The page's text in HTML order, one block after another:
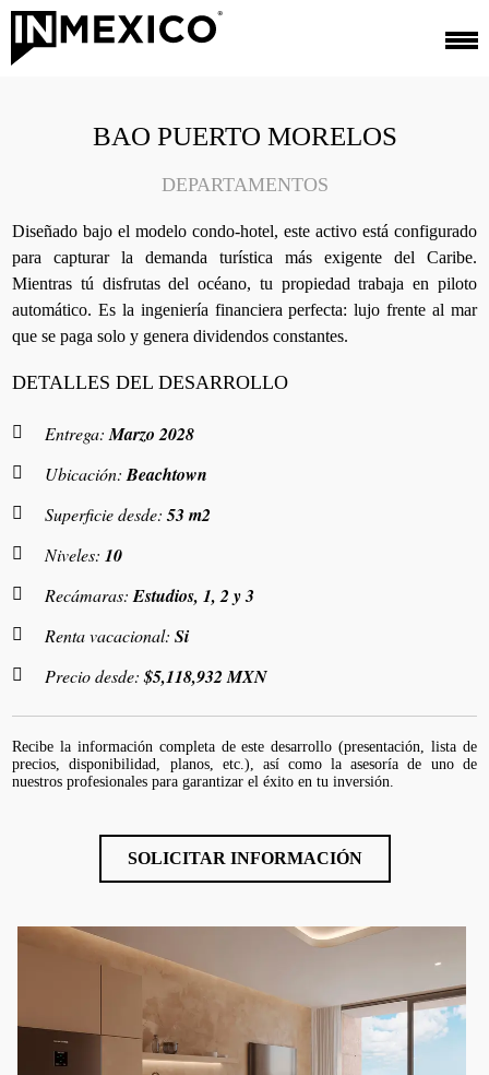
BAO PUERTO MORELOS
DEPARTAMENTOS
Diseñado bajo el modelo condo-hotel, este activo está configurado
para capturar la demanda turística más exigente del Caribe.
Mientras tú disfrutas del océano, tu propiedad trabaja en piloto
automático. Es la ingeniería financiera perfecta: lujo frente al mar
que se paga solo y genera dividendos constantes.
DETALLES DEL DESARROLLO
Entrega:Marzo 2028
Ubicación:Beachtown
Superficie desde:53 m2
Niveles: 10
Recámaras:Estudios, 1, 2 y 3
Renta vacacional:Si
Precio desde:$5,118,932 MXN
Recibe la información completa de este desarrollo (presentación, lista de
precios, disponibilidad, planos, etc.), así como la asesoría de uno de
nuestros profesionales para garantizar el éxito en tu inversión.
SOLICITAR INFORMACIÓN